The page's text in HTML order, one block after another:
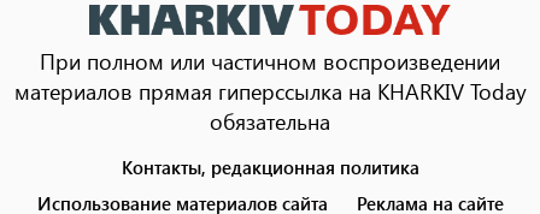
При полном или частичном воспроизведении
материалов прямая гиперссылка на KHARKIV Today
обязательна
menu
Контакты, редакционная политика
Использование материалов сайта
Реклама на сайте